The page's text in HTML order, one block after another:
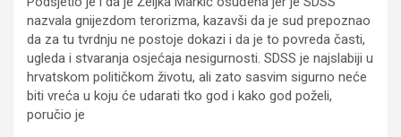
nazvala gnijezdom terorizma, kazavši da je sud prepoznao
da za tu tvrdnju ne postoje dokazi i da je to povreda časti,
ugleda i stvaranja osjećaja nesigurnosti. SDSS je najslabiji u
hrvatskom političkom životu, ali zato sasvim sigurno neće
biti vreća u koju će udarati tko god i kako god poželi,
poručio je